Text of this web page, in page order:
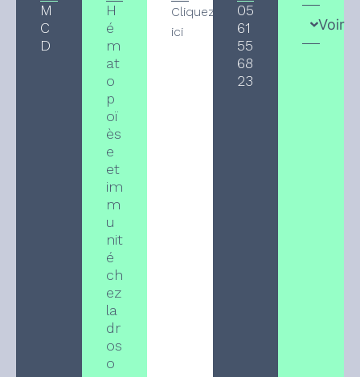
M
C
D
H
é
m
at
o
p
oï
ès
e
et
im
m
u
nit
é
ch
ez
la
dr
os
o
Cliquez
ici
05
61
55
68
23
Voir